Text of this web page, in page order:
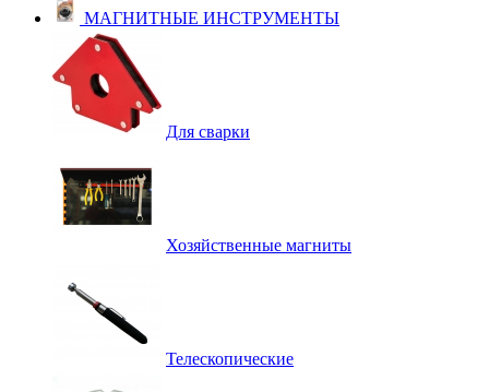
МАГНИТНЫЕ ИНСТРУМЕНТЫ
Для сварки
Хозяйственные магниты
Телескопические